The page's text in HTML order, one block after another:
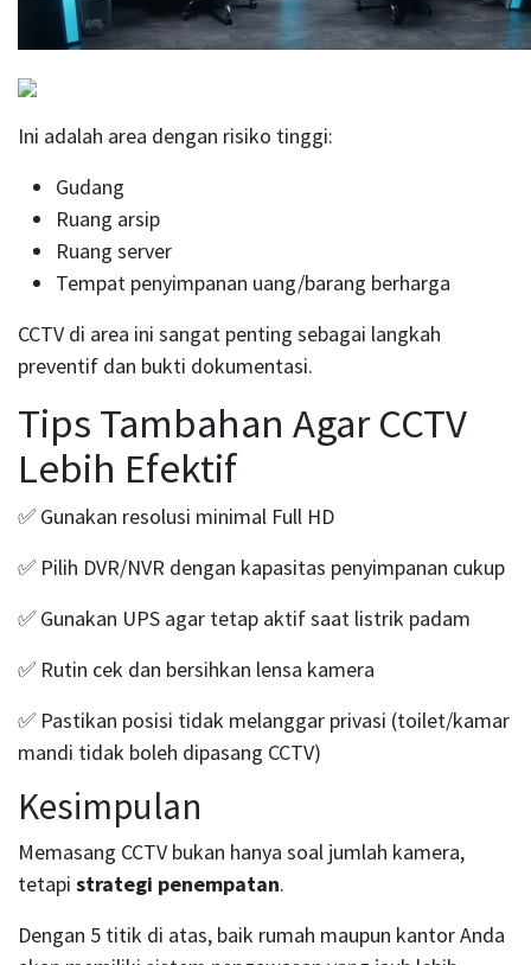
Ini adalah area dengan risiko tinggi:
Gudang
Ruang arsip
Ruang server
Tempat penyimpanan uang/barang berharga
CCTV di area ini sangat penting sebagai langkah
preventif dan bukti dokumentasi.
Tips Tambahan Agar CCTV
Lebih Efektif
✅ Gunakan resolusi minimal Full HD
✅ Pilih DVR/NVR dengan kapasitas penyimpanan cukup
✅ Gunakan UPS agar tetap aktif saat listrik padam
✅ Rutin cek dan bersihkan lensa kamera
✅ Pastikan posisi tidak melanggar privasi (toilet/kamar
mandi tidak boleh dipasang CCTV)
Kesimpulan
Memasang CCTV bukan hanya soal jumlah kamera,
tetapi strategi penempatan.
Dengan 5 titik di atas, baik rumah maupun kantor Anda